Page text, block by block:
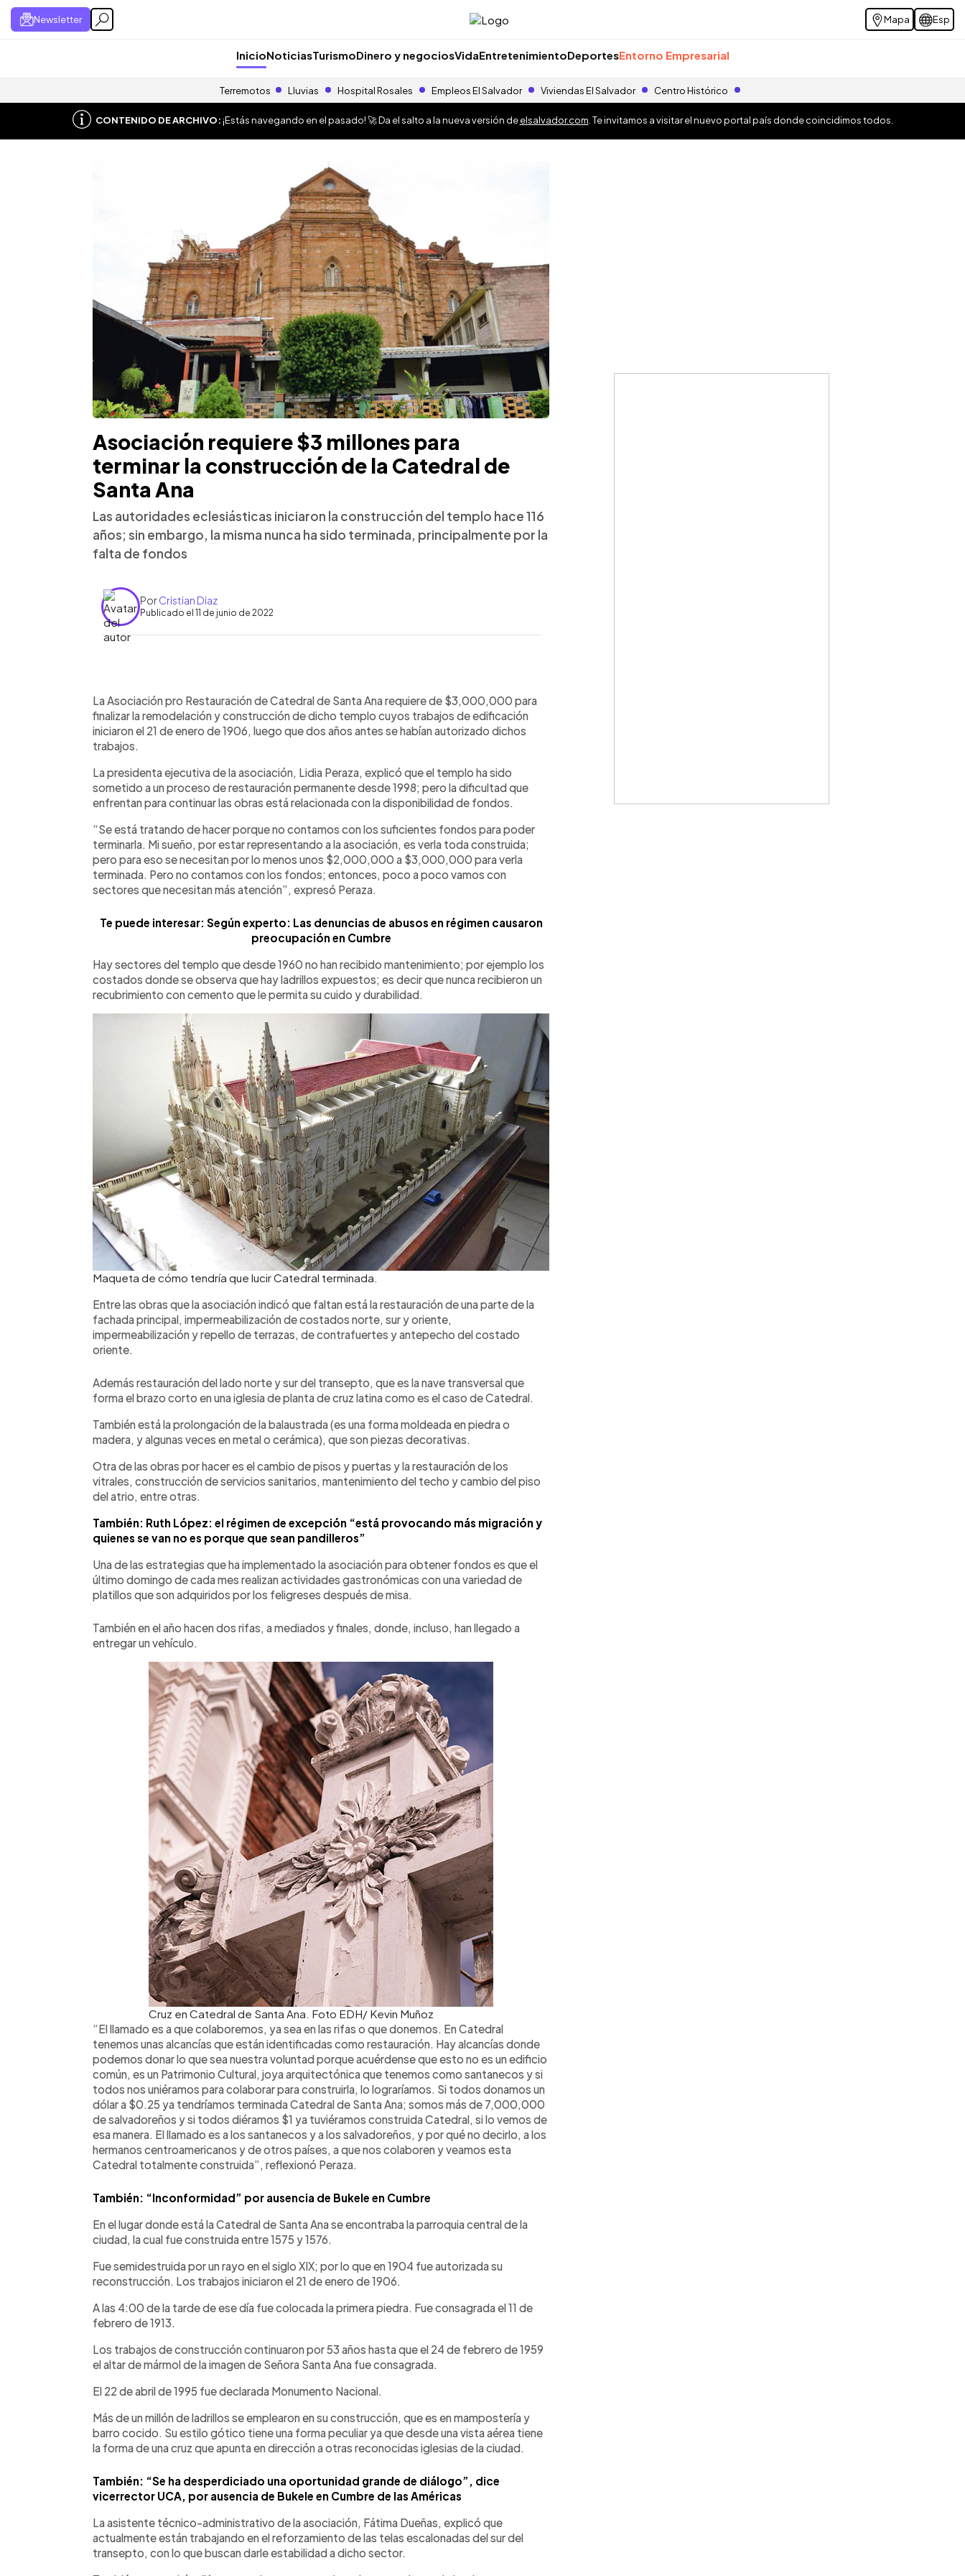
Newsletter Mapa Esp
InicioNoticiasTurismoDinero y negociosVidaEntretenimientoDeportesEntorno Empresarial
Terremotos Lluvias Hospital Rosales Empleos El Salvador Viviendas El Salvador Centro Histórico
CONTENIDO DE ARCHIVO:¡Estás navegando en el pasado! 🚀 Da el salto a la nueva versión deelsalvador.com . Te invitamos a visitar el nuevo portal país donde coincidimos todos.
Asociación requiere $3 millones para
terminar la construcción de la Catedral de
Santa Ana
Las autoridades eclesiásticas iniciaron la construcción del templo hace 116
años; sin embargo, la misma nunca ha sido terminada, principalmente por la
falta de fondos
PorCristian Diaz
Publicado el 11 de junio de 2022
► Escuchar artículo
La Asociación pro Restauración de Catedral de Santa Ana requiere de $3,000,000 para
finalizar la remodelación y construcción de dicho templo cuyos trabajos de edificación
iniciaron el 21 de enero de 1906, luego que dos años antes se habían autorizado dichos
trabajos.
La presidenta ejecutiva de la asociación, Lidia Peraza, explicó que el templo ha sido
sometido a un proceso de restauración permanente desde 1998; pero la dificultad que
enfrentan para continuar las obras está relacionada con la disponibilidad de fondos.
“Se está tratando de hacer porque no contamos con los suficientes fondos para poder
terminarla. Mi sueño, por estar representando a la asociación, es verla toda construida;
pero para eso se necesitan por lo menos unos $2,000,000 a $3,000,000 para verla
terminada. Pero no contamos con los fondos; entonces, poco a poco vamos con
sectores que necesitan más atención”, expresó Peraza.
Te puede interesar: Según experto: Las denuncias de abusos en régimen causaron
preocupación en Cumbre
Hay sectores del templo que desde 1960 no han recibido mantenimiento; por ejemplo los
costados donde se observa que hay ladrillos expuestos; es decir que nunca recibieron un
recubrimiento con cemento que le permita su cuido y durabilidad.
Maqueta de cómo tendría que lucir Catedral terminada.
Entre las obras que la asociación indicó que faltan está la restauración de una parte de la
fachada principal, impermeabilización de costados norte, sur y oriente,
impermeabilización y repello de terrazas, de contrafuertes y antepecho del costado
oriente.
Además restauración del lado norte y sur del transepto, que es la nave transversal que
forma el brazo corto en una iglesia de planta de cruz latina como es el caso de Catedral.
También está la prolongación de la balaustrada (es una forma moldeada en piedra o
madera, y algunas veces en metal o cerámica), que son piezas decorativas.
Otra de las obras por hacer es el cambio de pisos y puertas y la restauración de los
vitrales, construcción de servicios sanitarios, mantenimiento del techo y cambio del piso
del atrio, entre otras.
También: Ruth López: el régimen de excepción “está provocando más migración y
quienes se van no es porque que sean pandilleros”
Una de las estrategias que ha implementado la asociación para obtener fondos es que el
último domingo de cada mes realizan actividades gastronómicas con una variedad de
platillos que son adquiridos por los feligreses después de misa.
También en el año hacen dos rifas, a mediados y finales, donde, incluso, han llegado a
entregar un vehículo.
Cruz en Catedral de Santa Ana. Foto EDH/ Kevin Muñoz
“El llamado es a que colaboremos, ya sea en las rifas o que donemos. En Catedral
tenemos unas alcancías que están identificadas como restauración. Hay alcancías donde
podemos donar lo que sea nuestra voluntad porque acuérdense que esto no es un edificio
común, es un Patrimonio Cultural, joya arquitectónica que tenemos como santanecos y si
todos nos uniéramos para colaborar para construirla, lo lograríamos. Si todos donamos un
dólar a $0.25 ya tendríamos terminada Catedral de Santa Ana; somos más de 7,000,000
de salvadoreños y si todos diéramos $1 ya tuviéramos construida Catedral, si lo vemos de
esa manera. El llamado es a los santanecos y a los salvadoreños, y por qué no decirlo, a los
hermanos centroamericanos y de otros países, a que nos colaboren y veamos esta
Catedral totalmente construida”, reflexionó Peraza.
También: “Inconformidad” por ausencia de Bukele en Cumbre
En el lugar donde está la Catedral de Santa Ana se encontraba la parroquia central de la
ciudad, la cual fue construida entre 1575 y 1576.
Fue semidestruida por un rayo en el siglo XIX; por lo que en 1904 fue autorizada su
reconstrucción. Los trabajos iniciaron el 21 de enero de 1906.
A las 4:00 de la tarde de ese día fue colocada la primera piedra. Fue consagrada el 11 de
febrero de 1913.
Los trabajos de construcción continuaron por 53 años hasta que el 24 de febrero de 1959
el altar de mármol de la imagen de Señora Santa Ana fue consagrada.
El 22 de abril de 1995 fue declarada Monumento Nacional.
Más de un millón de ladrillos se emplearon en su construcción, que es en mampostería y
barro cocido. Su estilo gótico tiene una forma peculiar ya que desde una vista aérea tiene
la forma de una cruz que apunta en dirección a otras reconocidas iglesias de la ciudad.
También: “Se ha desperdiciado una oportunidad grande de diálogo”, dice
vicerrector UCA, por ausencia de Bukele en Cumbre de las Américas
La asistente técnico-administrativo de la asociación, Fátima Dueñas, explicó que
actualmente están trabajando en el reforzamiento de las telas escalonadas del sur del
transepto, con lo que buscan darle estabilidad a dicho sector.